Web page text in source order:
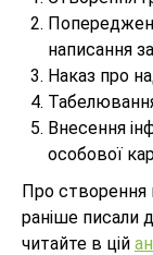
написання
Наказ про
Внесення
особової
Про створення
раніше писали
читайте в цій